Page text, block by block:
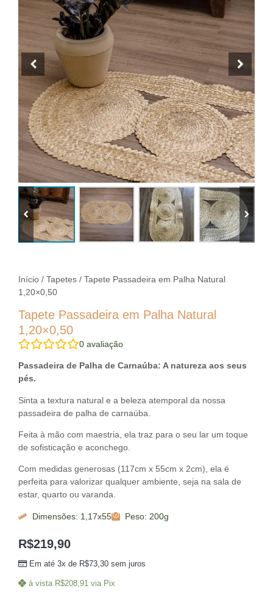
Início / Tapetes / Tapete Passadeira em Palha Natural
1,20×0,50
Tapete Passadeira em Palha Natural
1,20×0,50
0 avaliação
Passadeira de Palha de Carnaúba: A natureza aos seus
pés.
Sinta a textura natural e a beleza atemporal da nossa
passadeira de palha de carnaúba.
Feita à mão com maestria, ela traz para o seu lar um toque
de sofisticação e aconchego.
Com medidas generosas (117cm x 55cm x 2cm), ela é
perfeita para valorizar qualquer ambiente, seja na sala de
estar, quarto ou varanda.
Dimensões: 1,17x55 Peso: 200g
R$219,90
Em até 3x de R$73,30 sem juros
à vista R$208,91 via Pix